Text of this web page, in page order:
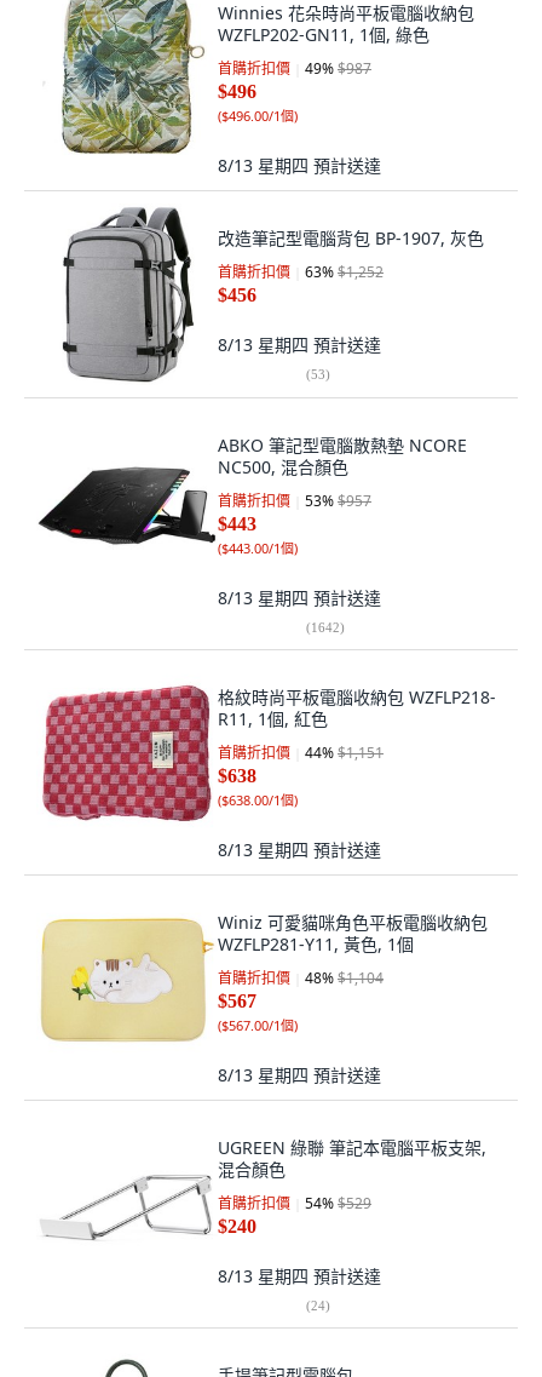
Winnies 花朵時尚平板電腦收納包
WZFLP202-GN11, 1個, 綠色
首購折扣價 49%$987
$496
($496.00/1個)
8/13 星期四 預計送達
改造筆記型電腦背包 BP-1907, 灰色
首購折扣價 63%$1,252
$456
8/13 星期四 預計送達
(53)
ABKO 筆記型電腦散熱墊 NCORE
NC500, 混合顏色
首購折扣價 53%$957
$443
($443.00/1個)
8/13 星期四 預計送達
(1642)
格紋時尚平板電腦收納包 WZFLP218-
R11, 1個, 紅色
首購折扣價 44%$1,151
$638
($638.00/1個)
8/13 星期四 預計送達
Winiz 可愛貓咪角色平板電腦收納包
WZFLP281-Y11, 黃色, 1個
首購折扣價 48%$1,104
$567
($567.00/1個)
8/13 星期四 預計送達
UGREEN 綠聯 筆記本電腦平板支架,
混合顏色
首購折扣價 54%$529
$240
8/13 星期四 預計送達
(24)